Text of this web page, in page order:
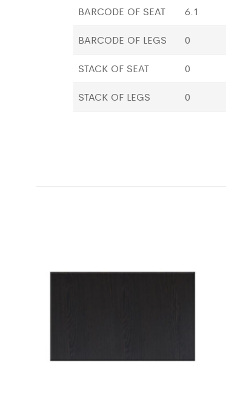
BARCODE OF SEAT 6.1
BARCODE OF LEGS 0
STACK OF SEAT 0
STACK OF LEGS 0